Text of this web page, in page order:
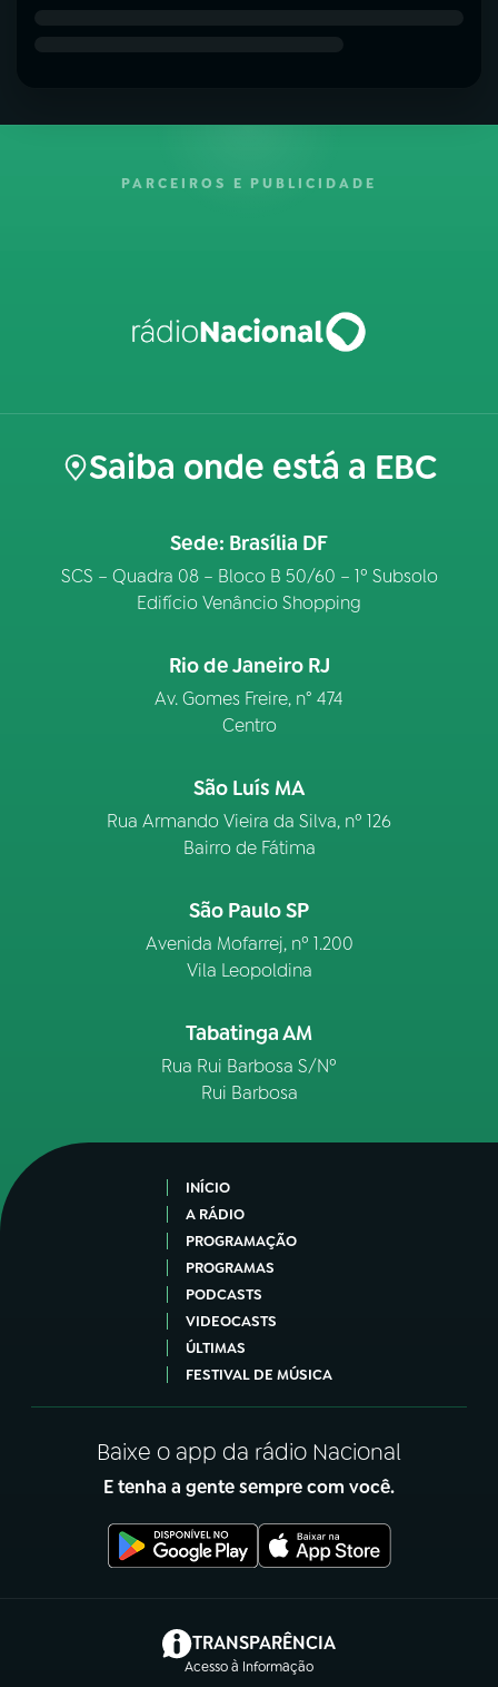
PARCEIROS E PUBLICIDADE
Saiba onde está a EBC
Sede: Brasília DF
SCS – Quadra 08 – Bloco B 50/60 – 1º Subsolo
Edifício Venâncio Shopping
Rio de Janeiro RJ
Av. Gomes Freire, n° 474
Centro
São Luís MA
Rua Armando Vieira da Silva, nº 126
Bairro de Fátima
São Paulo SP
Avenida Mofarrej, nº 1.200
Vila Leopoldina
Tabatinga AM
Rua Rui Barbosa S/Nº
Rui Barbosa
INÍCIO
A RÁDIO
PROGRAMAÇÃO
PROGRAMAS
PODCASTS
VIDEOCASTS
ÚLTIMAS
FESTIVAL DE MÚSICA
Baixe o app da rádio Nacional
E tenha a gente sempre com você.
TRANSPARÊNCIA
Acesso à Informação
(abre em nova aba)